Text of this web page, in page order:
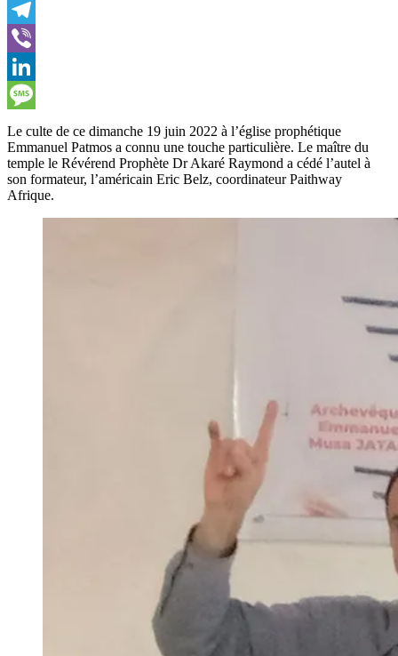
Twitter
Telegram
Viber
LinkedIn
Message
Le culte de ce dimanche 19 juin 2022 à l’église prophétique
Emmanuel Patmos a connu une touche particulière. Le maître du
temple le Révérend Prophète Dr Akaré Raymond a cédé l’autel à
son formateur, l’américain Eric Belz, coordinateur Paithway
Afrique.